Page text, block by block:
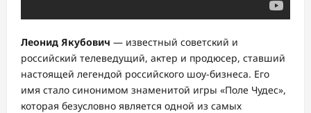
Леонид Якубович — известный советский и
российский телеведущий, актер и продюсер, ставший
настоящей легендой российского шоу-бизнеса. Его
имя стало синонимом знаменитой игры «Поле Чудес»,
которая безусловно является одной из самых